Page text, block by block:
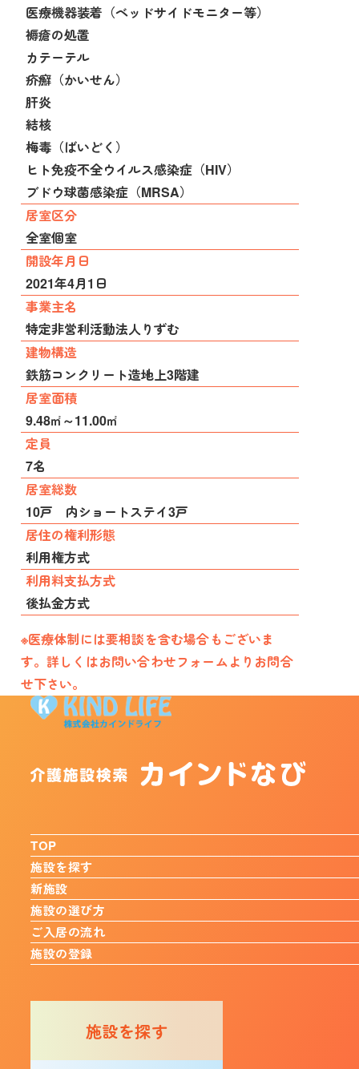
医療機器装着（ベッドサイドモニター等）
褥瘡の処置
カテーテル
疥癬（かいせん）
肝炎
結核
梅毒（ばいどく）
ヒト免疫不全ウイルス感染症（HIV）
ブドウ球菌感染症（MRSA）
居室区分
全室個室
開設年月日
2021年4月1日
事業主名
特定非営利活動法人りずむ
建物構造
鉄筋コンクリート造地上3階建
居室面積
9.48㎡～11.00㎡
定員
7名
居室総数
10戸 内ショートステイ3戸
居住の権利形態
利用権方式
利用料支払方式
後払金方式
※医療体制には要相談を含む場合もございま
す。詳しくはお問い合わせフォームよりお問合
せ下さい。
TOP
施設を探す
新施設
施設の選び方
ご入居の流れ
施設の登録
施設を探す